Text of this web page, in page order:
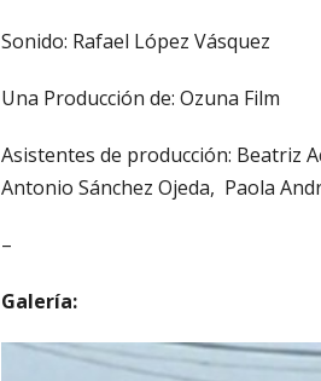
Sonido: Rafael López Vásquez
Una Producción de: Ozuna Film
Asistentes de producción: Beatriz
Antonio Sánchez Ojeda, Paola
–
Galería: